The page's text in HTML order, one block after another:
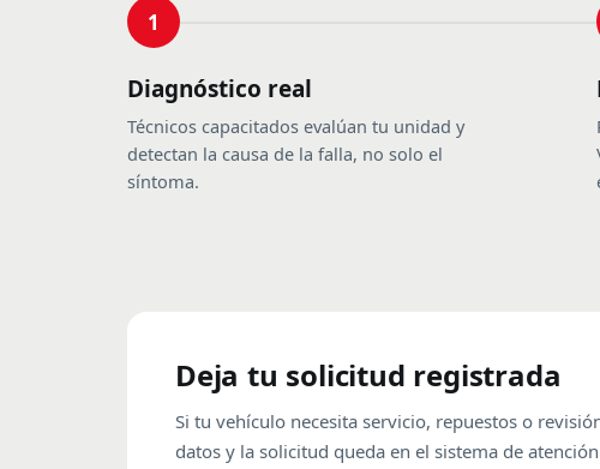
1
Diagnóstico real
Técnicos capacitados evalúan tu unidad y
detectan la causa de la falla, no solo el
síntoma.
Deja tu solicitud registrada
Si tu vehículo necesita servicio, repuestos o
datos y la solicitud queda en el sistema de